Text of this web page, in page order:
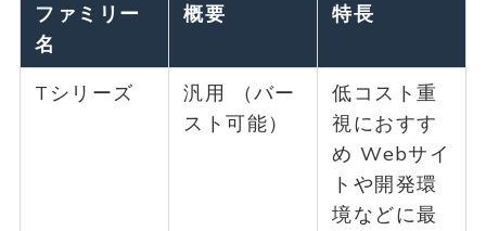
ファミリー
名
概要 特長
Tシリーズ
汎用 （バー
スト可能）
低コスト重
視におすす
め Webサイ
トや開発環
境などに最